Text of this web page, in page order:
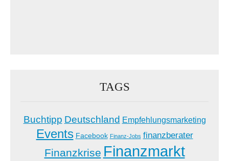
TAGS
Buchtipp Deutschland Empfehlungsmarketing
Events Facebook Finanz-Jobs finanzberater
Finanzkrise Finanzmarkt